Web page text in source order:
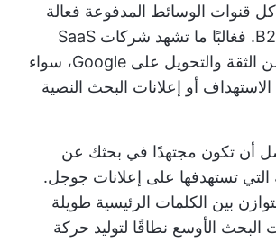
قنوات الوسائط المدفوعة فعالة
لمنصات B2B SaaS. فغالبًا ما تشهد شركات SaaS
مستويات أعلى من الثقة والتحويل على Google، سواء
أو إعلانات البحث النصية
أن تكون مجتهدًا في بحثك عن
التي تستهدفها على إعلانات جوجل.
بين الكلمات الرئيسية طويلة
الأوسع نطاقًا لتوليد حركة